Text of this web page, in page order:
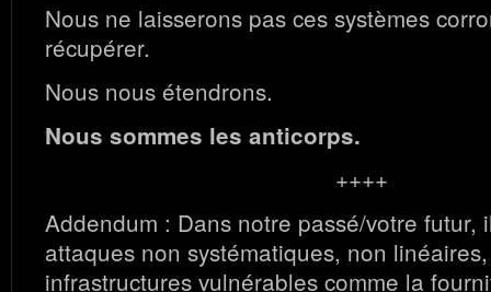
Nous ne laisserons pas ces systèmes
récupérer.
Nous nous étendrons.
Nous sommes les anticorps.
++++
Addendum : Dans notre passé/votre futur,
attaques non systématiques, non
infrastructures vulnérables comme la